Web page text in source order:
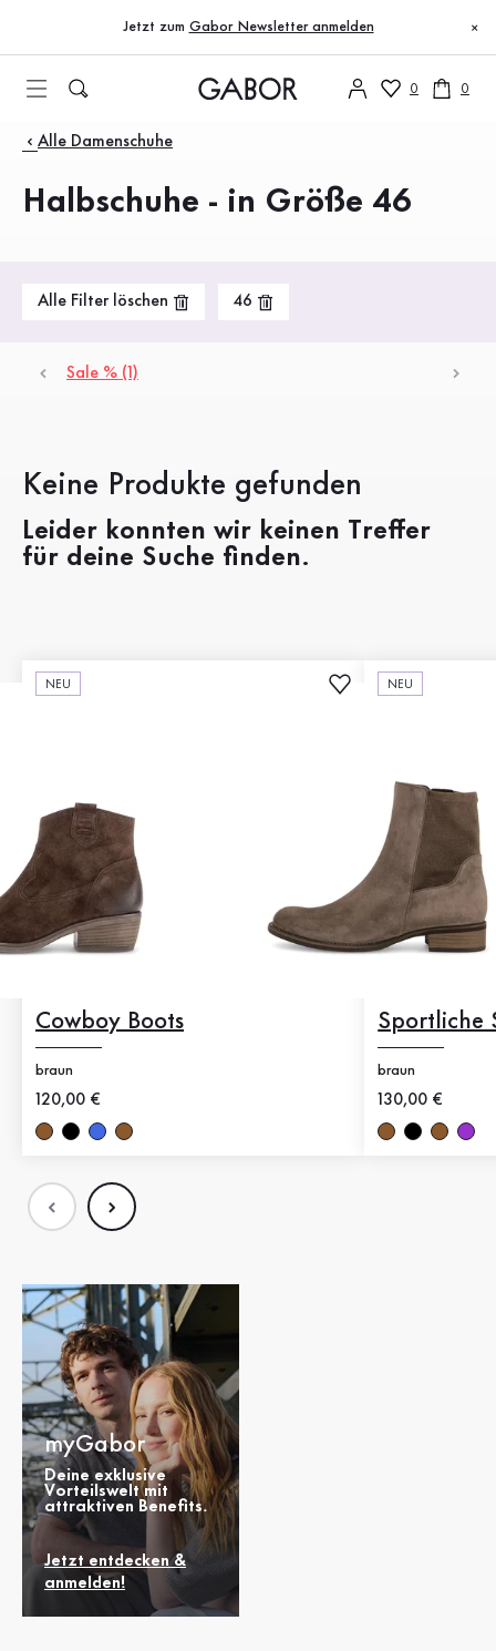
Zum Inhaltsverzeichnis
Zur Hauptnavigation
Jetzt zum Gabor Newsletter anmelden ×
0 0
Produkte
Alle Damenschuhe
Halbschuhe - in Größe 46
Alle Filter löschen 46
Sale % (1)
Keine Produkte gefunden
Leider konnten wir keinen Treffer
für deine Suche finden.
NEU
Cowboy Boots
braun
Neuer Preis
120,00 €
NEU
Sportliche
braun
Neuer Preis
130,00 €
myGabor
Deine exklusive
Vorteilswelt mit
attraktiven Benefits.
Jetzt entdecken &
anmelden!